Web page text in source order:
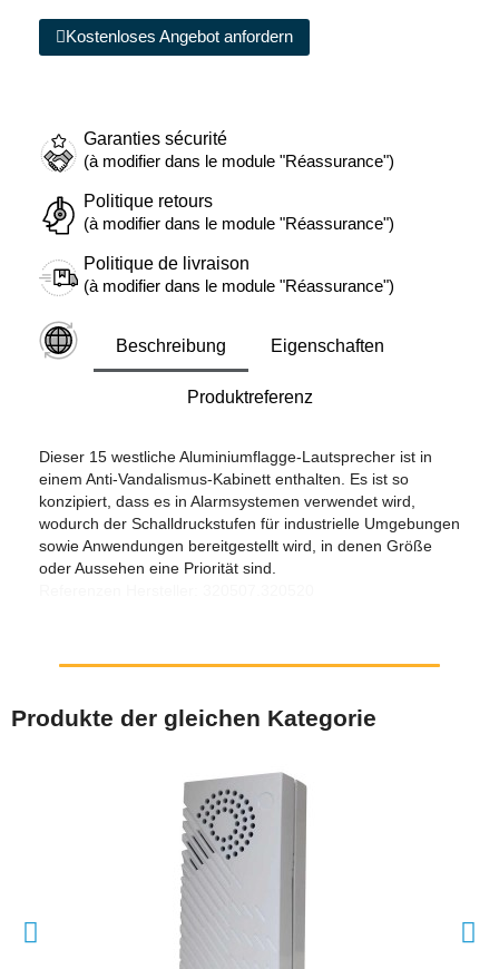
Kostenloses Angebot anfordern
Garanties sécurité
(à modifier dans le module "Réassurance")
Politique retours
(à modifier dans le module "Réassurance")
Politique de livraison
(à modifier dans le module "Réassurance")
Beschreibung Eigenschaften
Produktreferenz
Dieser 15 westliche Aluminiumflagge-Lautsprecher ist in
einem Anti-Vandalismus-Kabinett enthalten. Es ist so
konzipiert, dass es in Alarmsystemen verwendet wird,
wodurch der Schalldruckstufen für industrielle Umgebungen
sowie Anwendungen bereitgestellt wird, in denen Größe
oder Aussehen eine Priorität sind.
Produkte der gleichen Kategorie